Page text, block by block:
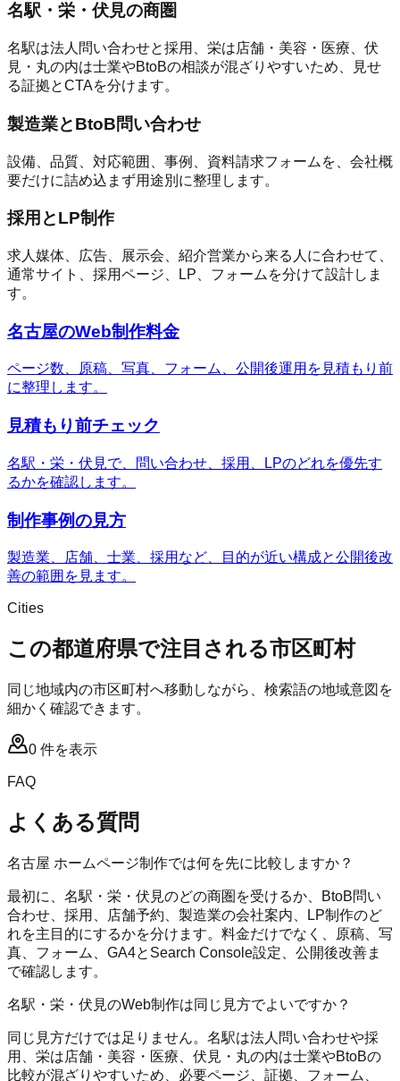
名駅・栄・伏見の商圏
名駅は法人問い合わせと採用、栄は店舗・美容・医療、伏
見・丸の内は士業やBtoBの相談が混ざりやすいため、見せ
る証拠とCTAを分けます。
製造業とBtoB問い合わせ
設備、品質、対応範囲、事例、資料請求フォームを、会社概
要だけに詰め込まず用途別に整理します。
採用とLP制作
求人媒体、広告、展示会、紹介営業から来る人に合わせて、
通常サイト、採用ページ、LP、フォームを分けて設計しま
す。
名古屋のWeb制作料金
ページ数、原稿、写真、フォーム、公開後運用を見積もり前
に整理します。
見積もり前チェック
名駅・栄・伏見で、問い合わせ、採用、LPのどれを優先す
るかを確認します。
制作事例の見方
製造業、店舗、士業、採用など、目的が近い構成と公開後改
善の範囲を見ます。
Cities
この都道府県で注目される市区町村
同じ地域内の市区町村へ移動しながら、検索語の地域意図を
細かく確認できます。
0 件を表示
FAQ
よくある質問
名古屋 ホームページ制作では何を先に比較しますか？
最初に、名駅・栄・伏見のどの商圏を受けるか、BtoB問い
合わせ、採用、店舗予約、製造業の会社案内、LP制作のど
れを主目的にするかを分けます。料金だけでなく、原稿、写
真、フォーム、GA4とSearch Console設定、公開後改善ま
で確認します。
名駅・栄・伏見のWeb制作は同じ見方でよいですか？
同じ見方だけでは足りません。名駅は法人問い合わせや採
用、栄は店舗・美容・医療、伏見・丸の内は士業やBtoBの
比較が混ざりやすいため、必要ページ、証拠、フォーム、